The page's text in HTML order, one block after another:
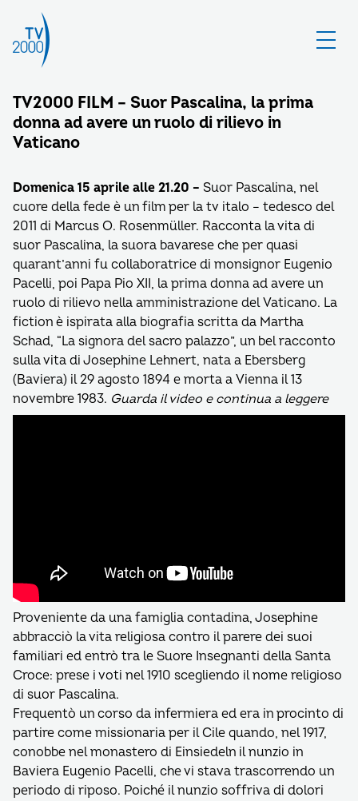
TV2000 FILM – Suor Pascalina, la prima
donna ad avere un ruolo di rilievo in
Vaticano
Domenica 15 aprile alle 21.20 – Suor Pascalina, nel
cuore della fede è un film per la tv italo – tedesco del
2011 di Marcus O. Rosenmüller. Racconta la vita di
suor Pascalina, la suora bavarese che per quasi
quarant’anni fu collaboratrice di monsignor Eugenio
Pacelli, poi Papa Pio XII, la prima donna ad avere un
ruolo di rilievo nella amministrazione del Vaticano. La
fiction è ispirata alla biografia scritta da Martha
Schad, “La signora del sacro palazzo”, un bel racconto
sulla vita di Josephine Lehnert, nata a Ebersberg
(Baviera) il 29 agosto 1894 e morta a Vienna il 13
novembre 1983. Guarda il video e continua a leggere
Proveniente da una famiglia contadina, Josephine
abbracciò la vita religiosa contro il parere dei suoi
familiari ed entrò tra le Suore Insegnanti della Santa
Croce: prese i voti nel 1910 scegliendo il nome religioso
di suor Pascalina.
Frequentò un corso da infermiera ed era in procinto di
partire come missionaria per il Cile quando, nel 1917,
conobbe nel monastero di Einsiedeln il nunzio in
Baviera Eugenio Pacelli, che vi stava trascorrendo un
periodo di riposo. Poiché il nunzio soffriva di dolori